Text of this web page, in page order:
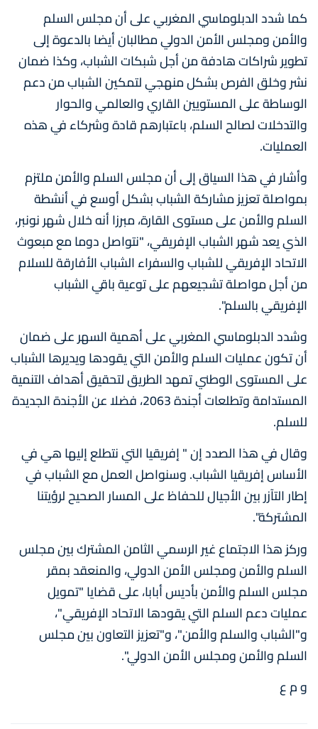
كما شدد الدبلوماسي المغربي على أن مجلس السلم
والأمن ومجلس الأمن الدولي مطالبان أيضا بالدعوة إلى
تطوير شراكات هادفة من أجل شبكات الشباب، وكذا ضمان
نشر وخلق الفرص بشكل منهجي لتمكين الشباب من دعم
الوساطة على المستويين القاري والعالمي والحوار
والتدخلات لصالح السلم، باعتبارهم قادة وشركاء في هذه
العمليات.
وأشار في هذا السياق إلى أن مجلس السلم والأمن ملتزم
بمواصلة تعزيز مشاركة الشباب بشكل أوسع في أنشطة
السلم والأمن على مستوى القارة، مبرزا أنه خلال شهر نونبر،
الذي يعد شهر الشباب الإفريقي، "نتواصل دوما مع مبعوث
الاتحاد الإفريقي للشباب والسفراء الشباب الأفارقة للسلام
من أجل مواصلة تشجيعهم على توعية باقي الشباب
الإفريقي بالسلم".
وشدد الدبلوماسي المغربي على أهمية السهر على ضمان
أن تكون عمليات السلم والأمن التي يقودها ويديرها الشباب
على المستوى الوطني تمهد الطريق لتحقيق أهداف التنمية
المستدامة وتطلعات أجندة 2063، فضلا عن الأجندة الجديدة
للسلم.
وقال في هذا الصدد إن " إفريقيا التي نتطلع إليها هي في
الأساس إفريقيا الشباب. وسنواصل العمل مع الشباب في
إطار التآزر بين الأجيال للحفاظ على المسار الصحيح لرؤيتنا
المشتركة".
وركز هذا الاجتماع غير الرسمي الثامن المشترك بين مجلس
السلم والأمن ومجلس الأمن الدولي، والمنعقد بمقر
مجلس السلم والأمن بأديس أبابا، على قضايا "تمويل
عمليات دعم السلم التي يقودها الاتحاد الإفريقي"،
و"الشباب والسلم والأمن"، و"تعزيز التعاون بين مجلس
السلم والأمن ومجلس الأمن الدولي".
و م ع